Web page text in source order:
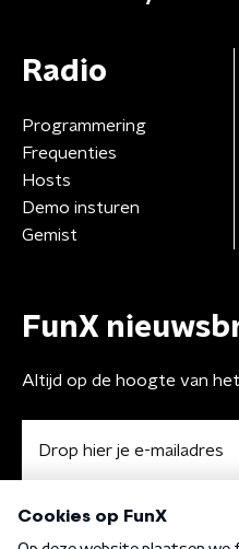
Radio
Programmering
Frequenties
Hosts
Demo insturen
Gemist
FunX
Altijd op de hoogte van